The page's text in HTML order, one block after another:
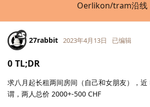
Oerlikon/tram沿线
27rabbit 2023年4月13日 已编辑
0 TL;DR
求八月起长租两间房间（自己和女朋友），近
谓，两人总价 2000+-500 CHF